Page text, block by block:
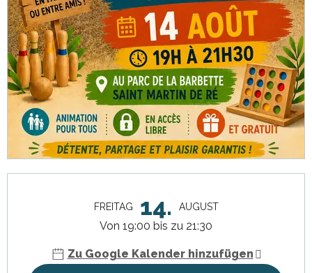
FREITAG 14. AUGUST
Von 19:00 bis zu 21:30
Zu Google Kalender hinzufügen